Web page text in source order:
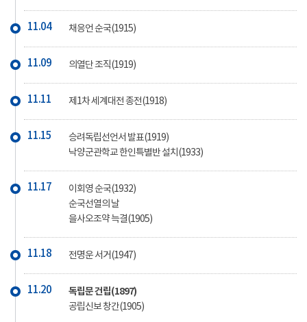
11.04 채응언 순국(1915)
11.09 의열단 조직(1919)
11.11 제1차 세계대전 종전(1918)
11.15
승려독립선언서 발표(1919)
낙양군관학교 한인특별반 설치(1933)
11.17
이회영 순국(1932)
순국선열의 날
을사오조약 늑결(1905)
11.18 전명운 서거(1947)
11.20 독립문 건립(1897)
공립신보 창간(1905)